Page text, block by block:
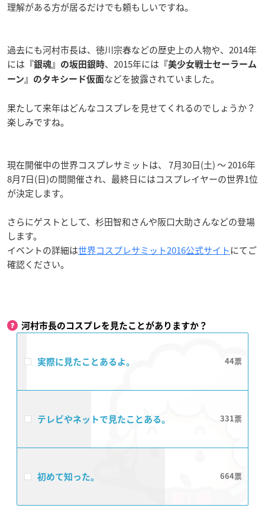
理解がある方が居るだけでも頼もしいですね。
過去にも河村市長は、徳川宗春などの歴史上の人物や、2014年
には 『銀魂』の坂田銀時、2015年には 『美少女戦士セーラーム
ーン』のタキシード仮面などを披露されていました。
果たして来年はどんなコスプレを見せてくれるのでしょうか？
楽しみですね。
現在開催中の世界コスプレサミットは、 7月30日(土) 〜 2016年
8月7日(日)の間開催され、最終日にはコスプレイヤーの世界1位
が決定します。
さらにゲストとして、杉田智和さんや阪口大助さんなどの登場
します。
イベントの詳細は世界コスプレサミット2016公式サイトにてご
確認ください。
河村市長のコスプレを見たことがありますか？
実際に見たことあるよ。 44
テレビやネットで見たことある。 331
初めて知った。 664